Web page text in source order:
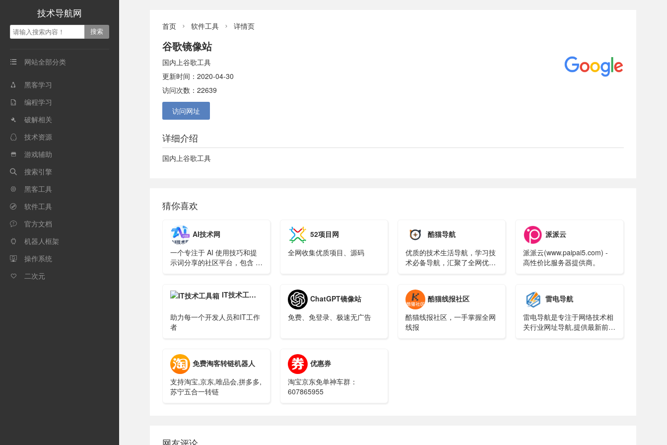
技术导航网
 网站全部分类
 黑客学习
 编程学习
 破解相关
 技术资源
 游戏辅助
 搜索引擎
 黑客工具
 软件工具
 官方文档
 机器人框架
 操作系统
 二次元
首页  软件工具  详情页
谷歌镜像站
国内上谷歌工具
更新时间：2020-04-30
访问次数：22639
访问网址
详细介绍
国内上谷歌工具
猜你喜欢
AI技术网
一个专注于 AI 使用技巧和提
示词分享的社区平台，包含 AI
52项目网
全网收集优质项目、源码
酷猫导航
优质的技术生活导航，学习技
术必备导航，汇聚了全网优质
派派云
派派云(www.paipai5.com) -
高性价比服务器提供商。
IT技术工具箱
助力每一个开发人员和IT工作
者
ChatGPT镜像站
免费、免登录、极速无广告
酷猫线报社区
酷猫线报社区，一手掌握全网
线报
雷电导航
雷电导航是专注于网络技术相
关行业网址导航,提供最新前沿
免费淘客转链机器人
支持淘宝,京东,唯品会,拼多多,
苏宁五合一转链
优惠券
淘宝京东免单神车群：
607865955